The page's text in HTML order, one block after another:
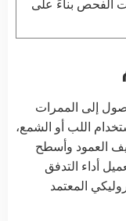
إلى الممرات
اللب أو الشمع،
العمود وأسطح
أداء التدفق
المعتمد